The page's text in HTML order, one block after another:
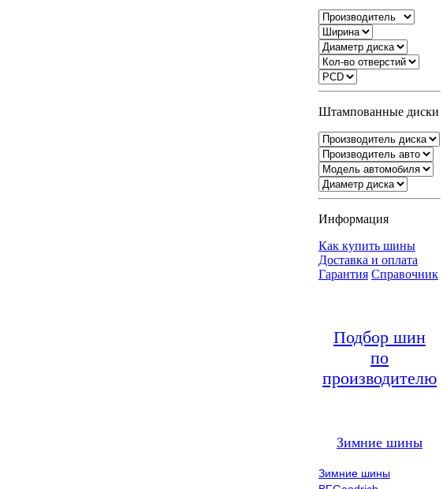
Штампованные диски
Информация
Как купить шины
Доставка и оплата
Гарантия Справочник
Подбор шин
по
производителю
Зимние шины
Зимние шины